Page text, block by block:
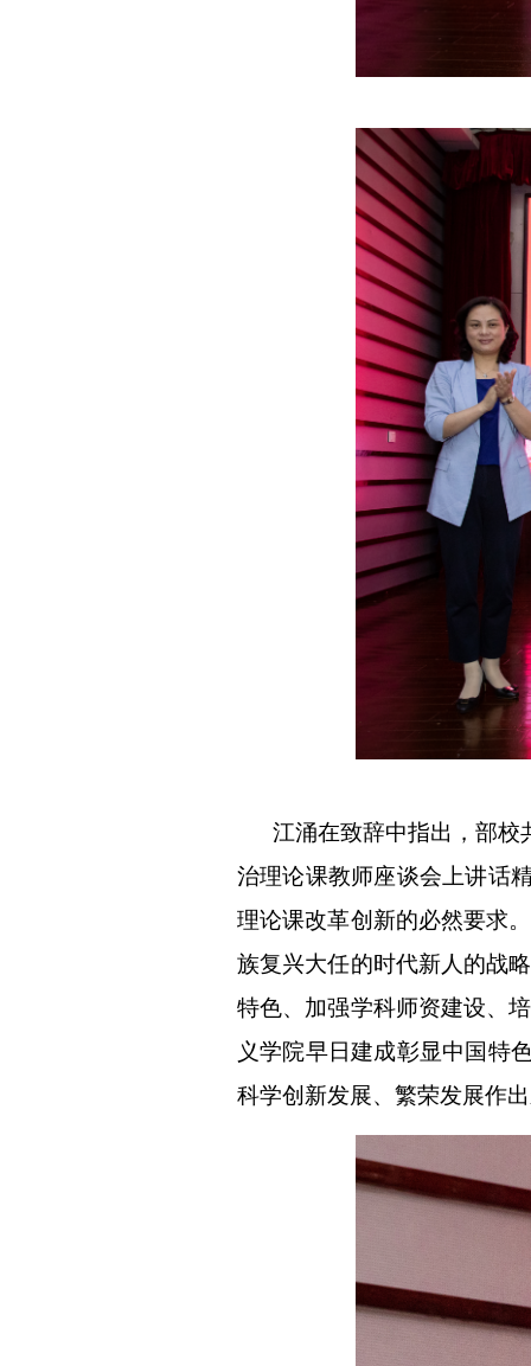
江涌在致辞中指出，部校
治理论课教师座谈会上讲话
理论课改革创新的必然要求
族复兴大任的时代新人的战
特色、加强学科师资建设、
义学院早日建成彰显中国特
科学创新发展、繁荣发展作